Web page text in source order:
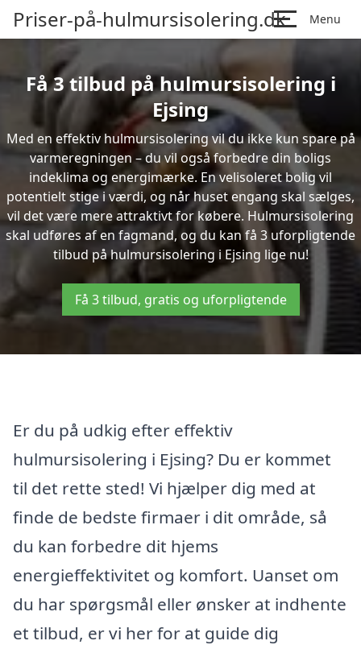
Priser-på-hulmursisolering.dk Menu
Få 3 tilbud på hulmursisolering i
Ejsing
Med en effektiv hulmursisolering vil du ikke kun spare på
varmeregningen – du vil også forbedre din boligs
indeklima og energimærke. En velisoleret bolig vil
potentielt stige i værdi, og når huset engang skal sælges,
vil det være mere attraktivt for købere. Hulmursisolering
skal udføres af en fagmand, og du kan få 3 uforpligtende
tilbud på hulmursisolering i Ejsing lige nu!
Få 3 tilbud, gratis og uforpligtende
Er du på udkig efter effektiv
hulmursisolering i Ejsing? Du er kommet
til det rette sted! Vi hjælper dig med at
finde de bedste firmaer i dit område, så
du kan forbedre dit hjems
energieffektivitet og komfort. Uanset om
du har spørgsmål eller ønsker at indhente
et tilbud, er vi her for at guide dig